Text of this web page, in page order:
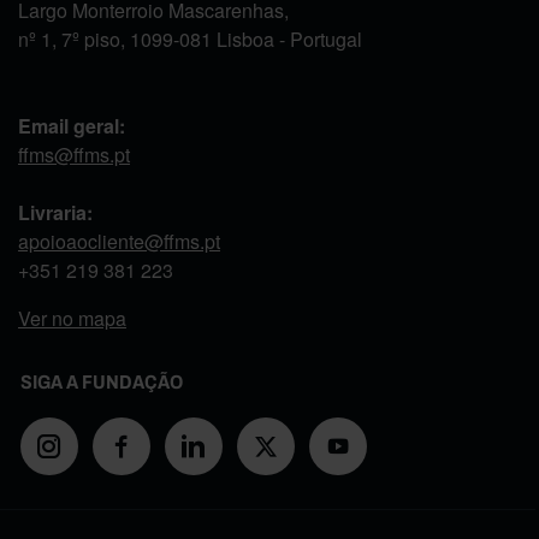
Largo Monterroio Mascarenhas,
nº 1, 7º piso, 1099-081 Lisboa - Portugal
Email geral:
ffms@ffms.pt
Livraria:
apoioaocliente@ffms.pt
+351 219 381 223
Ver no mapa
SIGA A FUNDAÇÃO